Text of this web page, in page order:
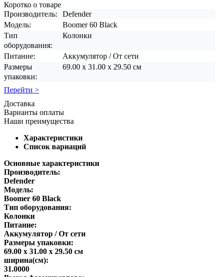
Коротко о товаре
Производитель:
Defender
Модель:
Boomer 60 Black
Тип
оборудования:
Колонки
Питание:
Аккумулятор / От сети
Размеры
упаковки:
69.00 x 31.00 x 29.50 см
Перейти >
Доставка
Варианты оплаты
Наши преимущества
Характеристики
Список вариаций
Основные характеристики
Производитель:
Defender
Модель:
Boomer 60 Black
Тип оборудования:
Колонки
Питание:
Аккумулятор / От сети
Размеры упаковки:
69.00 x 31.00 x 29.50 см
ширина(см):
31.0000